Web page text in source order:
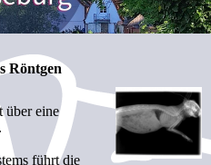
Röntgen
über eine
führt die